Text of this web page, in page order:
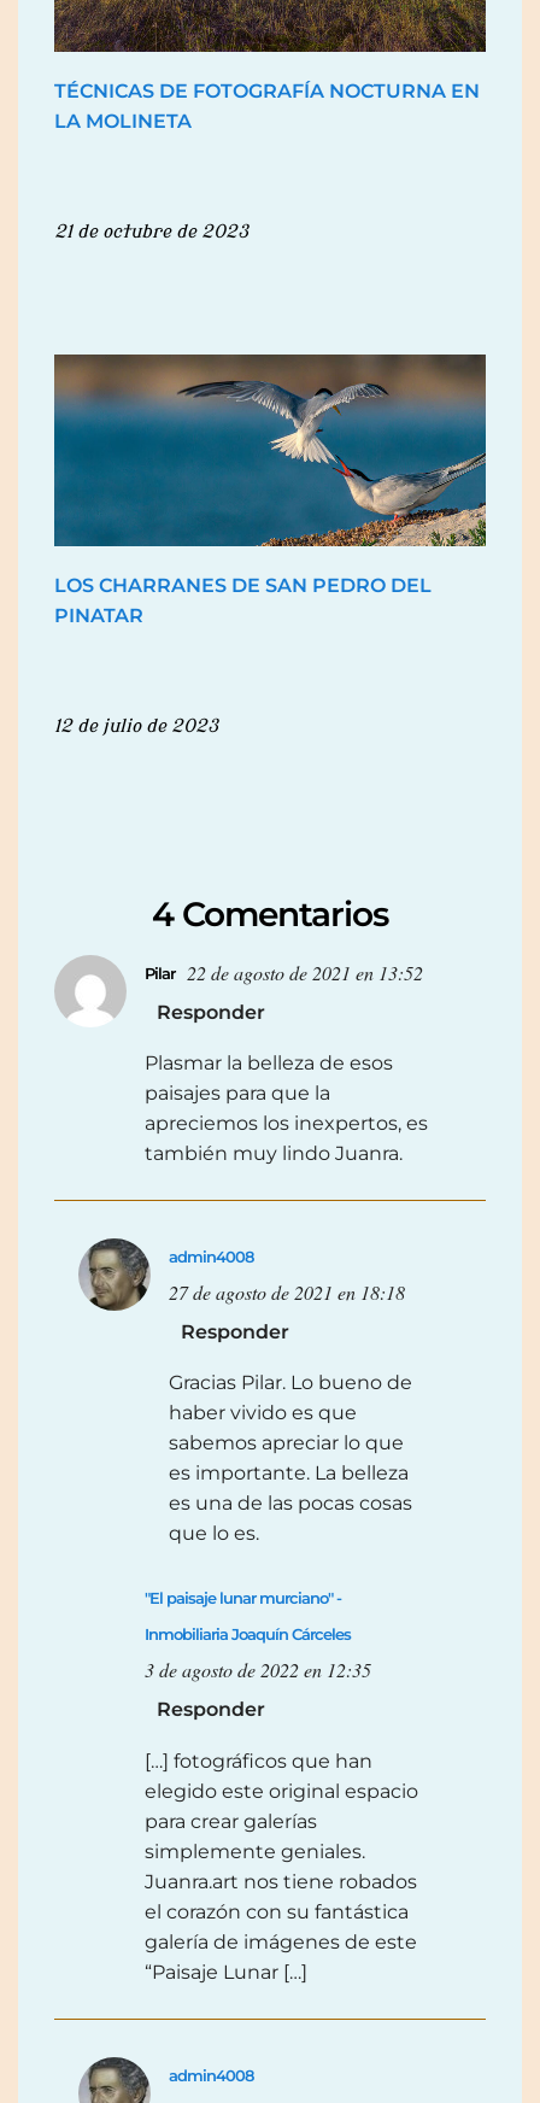
TÉCNICAS DE FOTOGRAFÍA NOCTURNA EN
LA MOLINETA
21 de octubre de 2023
LOS CHARRANES DE SAN PEDRO DEL
PINATAR
12 de julio de 2023
4 Comentarios
Pilar 22 de agosto de 2021 en 13:52
Responder
Plasmar la belleza de esos
paisajes para que la
apreciemos los inexpertos, es
también muy lindo Juanra.
admin4008
27 de agosto de 2021 en 18:18
Responder
Gracias Pilar. Lo bueno de
haber vivido es que
sabemos apreciar lo que
es importante. La belleza
es una de las pocas cosas
que lo es.
"El paisaje lunar murciano" -
Inmobiliaria Joaquín Cárceles
3 de agosto de 2022 en 12:35
Responder
[…] fotográficos que han
elegido este original espacio
para crear galerías
simplemente geniales.
Juanra.art nos tiene robados
el corazón con su fantástica
galería de imágenes de este
“Paisaje Lunar […]
admin4008